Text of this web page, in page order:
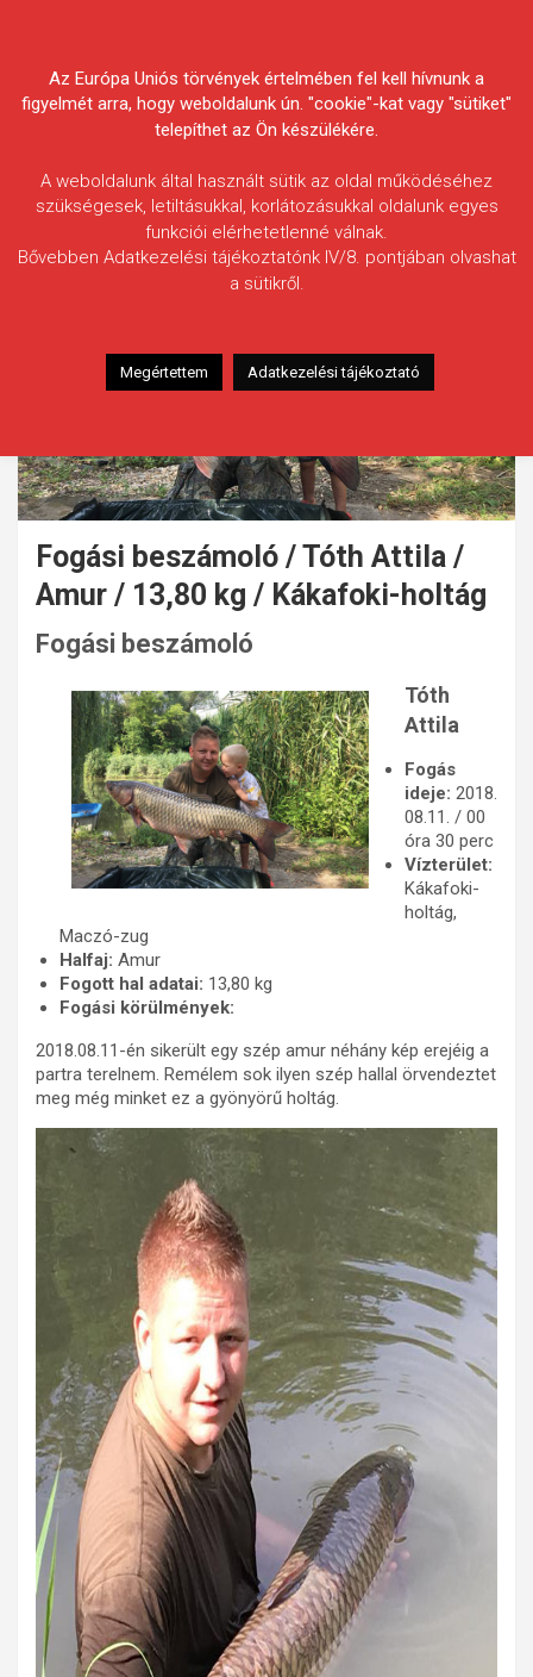
Egyesületek Szövetsége
Fogási beszámoló / Tóth Attila /
Amur / 13,80 kg / Kákafoki-holtág
Fogási beszámoló
Tóth
Attila
Fogás
ideje: 2018.
08.11. / 00
óra 30 perc
Vízterület:
Kákafoki-
holtág,
Maczó-zug
Halfaj: Amur
Fogott hal adatai: 13,80 kg
Fogási körülmények:
2018.08.11-én sikerült egy szép amur néhány kép erejéig a
partra terelnem. Remélem sok ilyen szép hallal örvendeztet
meg még minket ez a gyönyörű holtág.
Az Európa Uniós törvények értelmében fel kell hívnunk a
figyelmét arra, hogy weboldalunk ún. "cookie"-kat vagy "sütiket"
telepíthet az Ön készülékére.
A weboldalunk által használt sütik az oldal működéséhez
szükségesek, letiltásukkal, korlátozásukkal oldalunk egyes
funkciói elérhetetlenné válnak.
Bővebben Adatkezelési tájékoztatónk IV/8. pontjában olvashat
a sütikről.
Megértettem Adatkezelési tájékoztató